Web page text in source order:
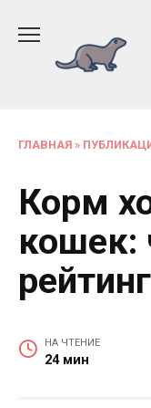
содержанию
ГЛАВНАЯ »
Корм
кошек:
НА ЧТЕНИЕ
24 мин